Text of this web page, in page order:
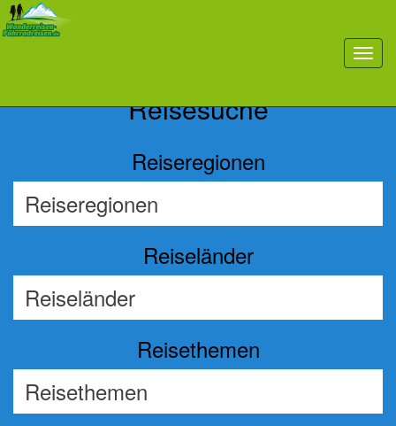
toggle
Reisesuche
Reiseregionen
Reiseländer
Reisethemen